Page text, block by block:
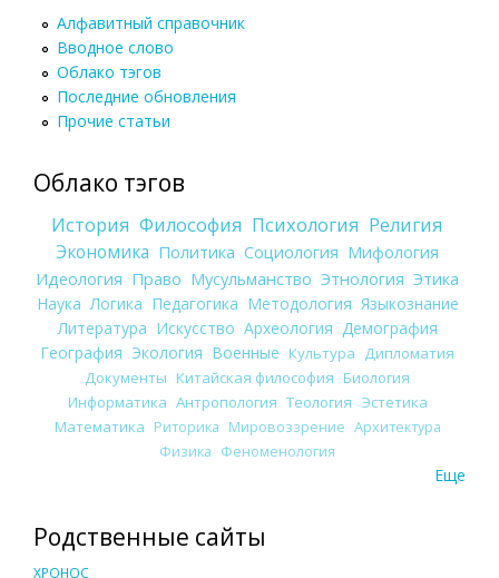
Алфавитный справочник
Вводное слово
Облако тэгов
Последние обновления
Прочие статьи
Облако тэгов
История Философия Психология Религия
Экономика Политика Социология Мифология
Идеология Право Мусульманство Этнология Этика
Наука Логика Педагогика Методология Языкознание
Литература Искусство Археология Демография
География Экология Военные Культура
Дипломатия
Документы Китайская философия Биология
Информатика Антропология Теология Эстетика
Математика Риторика Мировоззрение Архитектура
Физика Феноменология
Еще
Родственные сайты
ХРОНОС